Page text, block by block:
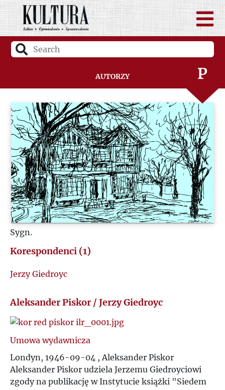
Autorzy
N
O
P
Q
R
S
Ś
T
Sygn.
Korespondenci (1)
Jerzy Giedroyc
Aleksander Piskor / Jerzy Giedroyc
Umowa wydawnicza
Londyn, 1946-09-04 , Aleksander Piskor
Aleksander Piskor udziela Jerzemu Giedroyciowi
zgody na publikację w Instytucie książki "Siedem